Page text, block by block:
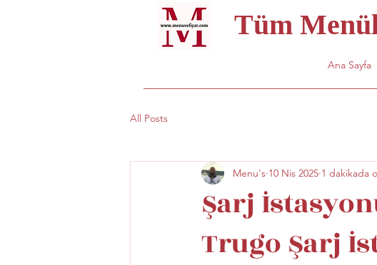
Tüm
Ana Sayfa
All Posts
Şarj
Menu's 10 Nis 2025 1 dakikada
Trugo Şarj